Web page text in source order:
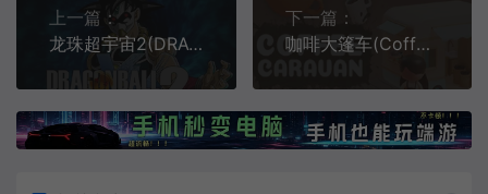
上一篇：
龙珠超宇宙2(DRAGON BALL XENOVERSE 2)卡通动作格斗游戏
下一篇：
咖啡大篷车(Coffee Caravan)简中|PC|SIM|咖啡馆模拟经营游戏